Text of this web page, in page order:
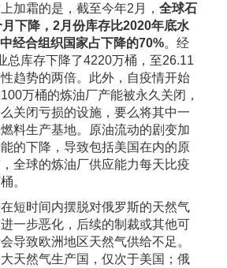
霜的是，截至今年2月， 全球石
下降，2月份库存比2020年底水
经合组织国家占下降的70%。经
总库存下降了4220万桶，至26.11
趋势的两倍。此外，自疫情开始
万桶的炼油厂产能被永久关闭，
关闭亏损的设施，要么将其中一
料生产基地。原油流动的剧变加
的下降，导致包括美国在内的原
全球的炼油厂供应能力每天比疫
。
时间内摆脱对俄罗斯的天然气
一步恶化，后续的制裁或其他可
导致欧洲地区天然气供给不足。
天然气生产国，仅次于美国；俄